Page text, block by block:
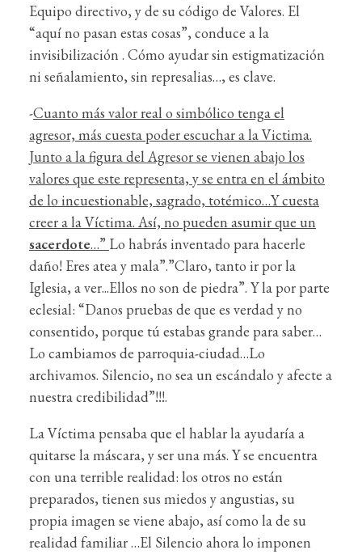
Equipo directivo, y de su código de Valores. El
“aquí no pasan estas cosas”, conduce a la
invisibilización . Cómo ayudar sin estigmatización
ni señalamiento, sin represalias…, es clave.
-Cuanto más valor real o simbólico tenga el
agresor, más cuesta poder escuchar a la Victima.
Junto a la figura del Agresor se vienen abajo los
valores que este representa, y se entra en el ámbito
de lo incuestionable, sagrado, totémico…Y cuesta
creer a la Víctima. Así, no pueden asumir que un
sacerdote…” Lo habrás inventado para hacerle
daño! Eres atea y mala”.”Claro, tanto ir por la
Iglesia, a ver...Ellos no son de piedra”. Y la por parte
eclesial: “Danos pruebas de que es verdad y no
consentido, porque tú estabas grande para saber…
Lo cambiamos de parroquia-ciudad…Lo
archivamos. Silencio, no sea un escándalo y afecte a
nuestra credibilidad”!!!.
La Víctima pensaba que el hablar la ayudaría a
quitarse la máscara, y ser una más. Y se encuentra
con una terrible realidad: los otros no están
preparados, tienen sus miedos y angustias, su
propia imagen se viene abajo, así como la de su
realidad familiar …El Silencio ahora lo imponen